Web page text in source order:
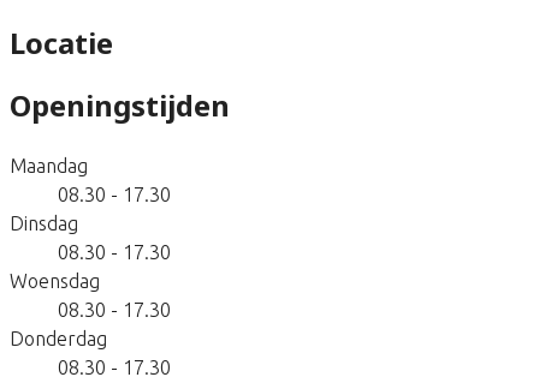
Locatie
Openingstijden
Maandag
08.30 - 17.30
Dinsdag
08.30 - 17.30
Woensdag
08.30 - 17.30
Donderdag
08.30 - 17.30